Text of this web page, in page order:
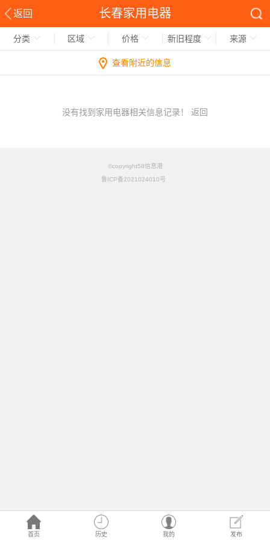
返回 长春家用电器
首页 历史 我的 发布
分类 区域 价格 新旧程度 来源
查看附近的信息
没有找到家用电器相关信息记录！ 返回
©copyright58信息港
鲁ICP备2021024010号